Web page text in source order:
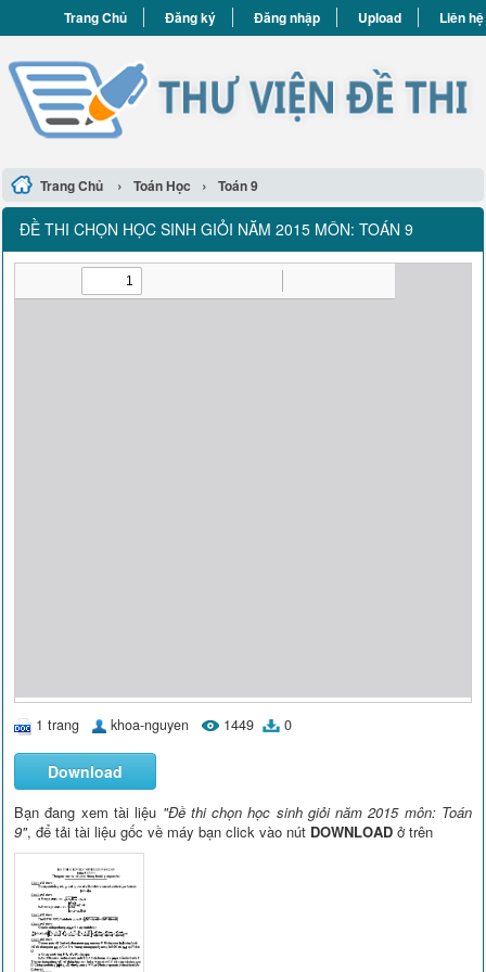
Trang Chủ Đăng ký Đăng nhập Upload Liên hệ
Trang Chủ › Toán Học › Toán 9
ĐỀ THI CHỌN HỌC SINH GIỎI NĂM 2015 MÔN: TOÁN 9
1 trang khoa-nguyen 1449 0
Download
Bạn đang xem tài liệu "Đề thi chọn học sinh giỏi năm 2015 môn: Toán
9", để tải tài liệu gốc về máy bạn click vào nút DOWNLOAD ở trên